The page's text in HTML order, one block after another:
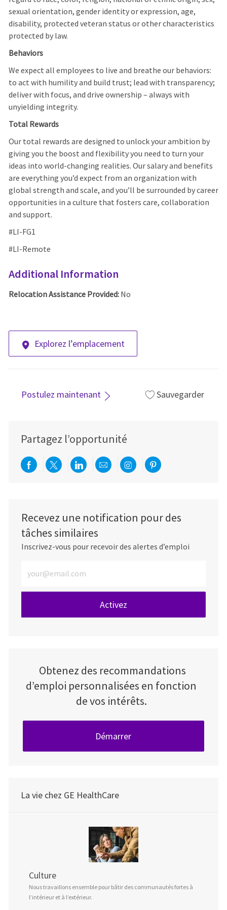
sexual orientation, gender identity or expression, age,
disability, protected veteran status or other characteristics
protected by law.
Behaviors
We expect all employees to live and breathe our behaviors:
to act with humility and build trust; lead with transparency;
deliver with focus, and drive ownership – always with
unyielding integrity.
Total Rewards
Our total rewards are designed to unlock your ambition by
giving you the boost and flexibility you need to turn your
ideas into world-changing realities. Our salary and benefits
are everything you’d expect from an organization with
global strength and scale, and you’ll be surrounded by career
opportunities in a culture that fosters care, collaboration
and support.
#LI-FG1
#LI-Remote
Additional Information
Relocation Assistance Provided: No
Explorez l’emplacement
Postulez maintenant Sauvegarder
Partagez l’opportunité
Partager via Facebook
Partager via twitter
Partager via LinkedIn
Partager par e-mail
Partager via
Partager via
Recevez une notification pour des
tâches similaires
Inscrivez-vous pour recevoir des alertes d’emploi
Activez
Obtenez des recommandations
d’emploi personnalisées en fonction
de vos intérêts.
Démarrer
La vie chez GE HealthCare
Culture
Nous travaillons ensemble pour bâtir des communautés fortes à
l’intérieur et à l’extérieur.